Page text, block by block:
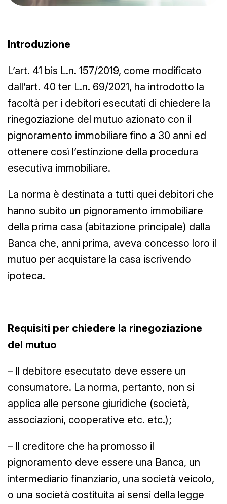
Introduzione
L’art. 41 bis L.n. 157/2019, come modificato
dall’art. 40 ter L.n. 69/2021, ha introdotto la
facoltà per i debitori esecutati di chiedere la
rinegoziazione del mutuo azionato con il
pignoramento immobiliare fino a 30 anni ed
ottenere così l’estinzione della procedura
esecutiva immobiliare.
La norma è destinata a tutti quei debitori che
hanno subito un pignoramento immobiliare
della prima casa (abitazione principale) dalla
Banca che, anni prima, aveva concesso loro il
mutuo per acquistare la casa iscrivendo
ipoteca.
Requisiti per chiedere la rinegoziazione
del mutuo
– Il debitore esecutato deve essere un
consumatore. La norma, pertanto, non si
applica alle persone giuridiche (società,
associazioni, cooperative etc. etc.);
– Il creditore che ha promosso il
pignoramento deve essere una Banca, un
intermediario finanziario, una società veicolo,
o una società costituita ai sensi della legge